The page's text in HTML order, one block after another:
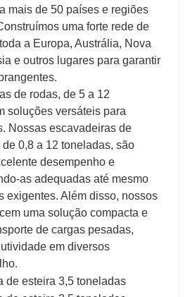
mais de 50 países e regiões
uma forte rede de
a Europa, Austrália, Nova
e outros lugares para garantir
de rodas, de 5 a 12
soluções versáteis para
Nossas escavadeiras de
0,8 a 12 toneladas, são
desempenho e
as adequadas até mesmo
exigentes. Além disso, nossos
uma solução compacta e
de cargas pesadas,
em diversos